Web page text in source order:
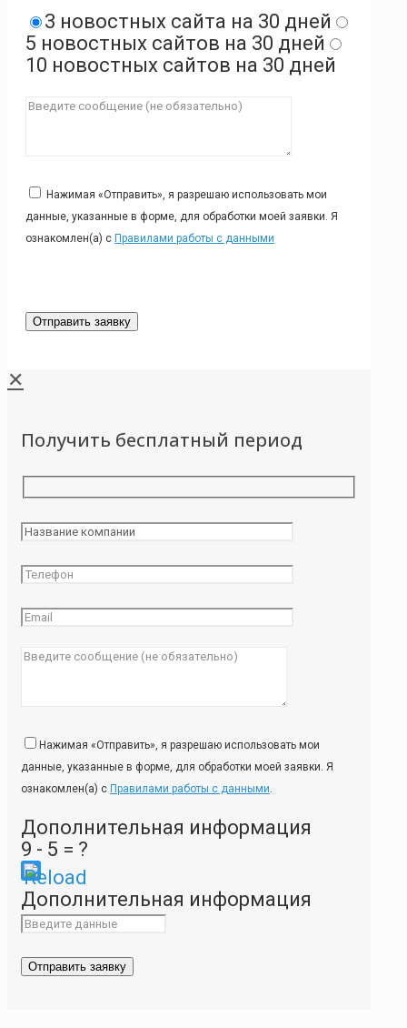
3 новостных сайта на 30 дней
5 новостных сайтов на 30 дней
10 новостных сайтов на 30 дней
Нажимая «Отправить», я разрешаю использовать мои
данные, указанные в форме, для обработки моей заявки. Я
ознакомлен(а) с Правилами работы с данными
✕
Получить бесплатный период
Нажимая «Отправить», я разрешаю использовать мои
данные, указанные в форме, для обработки моей заявки. Я
ознакомлен(а) с Правилами работы с данными.
Дополнительная информация
9 - 5 = ?
Please
enter
characters
Дополнительная информация